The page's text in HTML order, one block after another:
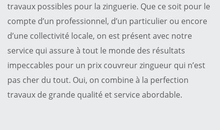
travaux possibles pour la zinguerie. Que ce soit pour le
compte d’un professionnel, d’un particulier ou encore
d’une collectivité locale, on est présent avec notre
service qui assure à tout le monde des résultats
impeccables pour un prix couvreur zingueur qui n’est
pas cher du tout. Oui, on combine à la perfection
travaux de grande qualité et service abordable.